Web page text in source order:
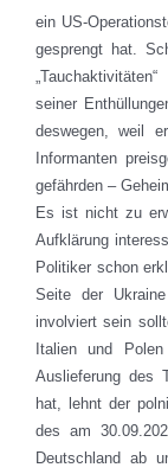
ein US-
gesprengt hat.
seiner
deswegen, weil
Informanten
gefährden –
Es ist nicht zu
Aufklärung
Politiker schon
Seite der
involviert sein
Italien und
Auslieferung des
hat, lehnt der
des am
Deutschland ab